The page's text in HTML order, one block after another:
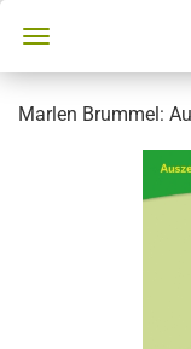
Marlen Brummel: